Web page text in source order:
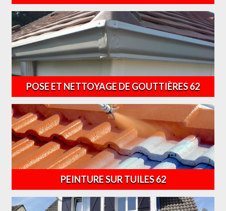
POSE ET NETTOYAGE DE GOUTTIÈRES 62
PEINTURE SUR TUILES 62